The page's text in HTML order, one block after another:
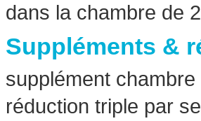
dans la chambre de
Suppléments &
supplément
réduction triple par